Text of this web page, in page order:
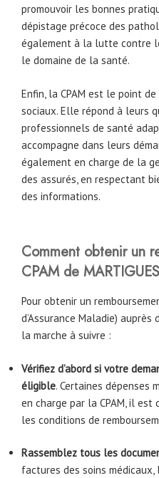
promouvoir les bonnes
dépistage précoce des
également à la lutte contre
le domaine de la santé.
Enfin, la CPAM est le point
sociaux. Elle répond à leurs
professionnels de santé
accompagne dans leurs
également en charge de la
des assurés, en respectant
des informations.
Comment obtenir un
CPAM de MARTIGUES
Pour obtenir un
d’Assurance Maladie) auprès
la marche à suivre :
Vérifiez d’abord si votre
éligible. Certaines dépenses
en charge par la CPAM, il
les conditions de
Rassemblez tous les
factures des soins médicaux,